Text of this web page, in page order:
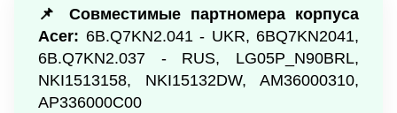
📌 Совместимые партномера корпуса
Acer: 6B.Q7KN2.041 - UKR, 6BQ7KN2041,
6B.Q7KN2.037 - RUS, LG05P_N90BRL,
NKI1513158, NKI15132DW, AM36000310,
AP336000C00